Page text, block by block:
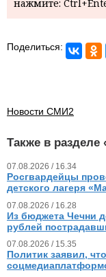
нажмите:
Поделиться:
Новости СМИ2
Также в разделе
07.08.2026 / 16.34
Росгвардейцы
детского лагеря
07.08.2026 / 16.28
Из бюджета Чечни
рублей
07.08.2026 / 15.35
Политик заявил,